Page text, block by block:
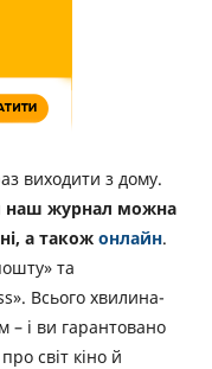
виходити з дому.
наш журнал можна
а також онлайн.
та
Всього хвилина-
– і ви гарантовано
світ кіно й